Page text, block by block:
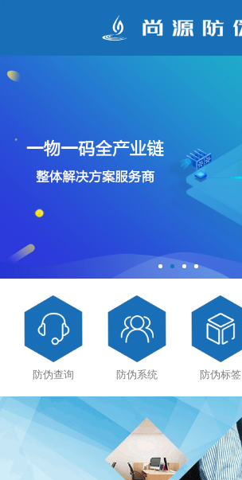
防伪查询 防伪系统 防伪标签